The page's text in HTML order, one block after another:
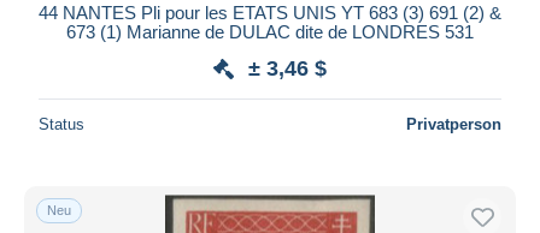
Endet in
Preis
Kostenloser Versand
44 NANTES Pli pour les ETATS UNIS YT 683 (3) 691 (2) &
673 (1) Marianne de DULAC dite de LONDRES 531
± 3,46 $
Status Privatperson
Neu